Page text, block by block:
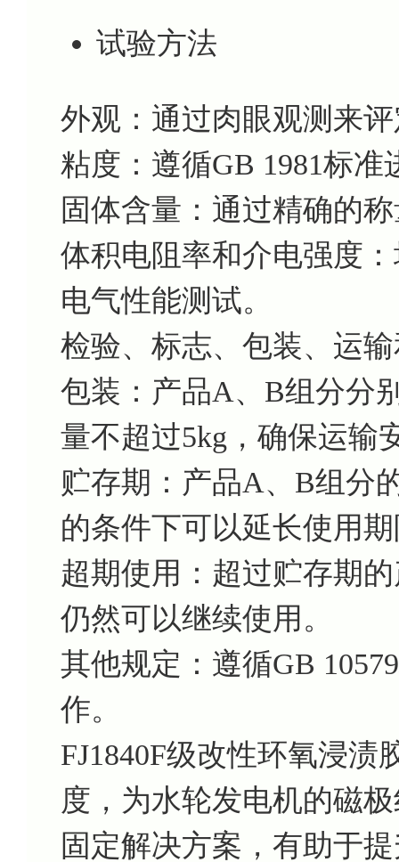
试验方法
外观：通过肉眼观测来
粘度：遵循GB 1981标准
固体含量：通过精确的
体积电阻率和介电强度
电气性能测试。
检验、标志、包装、运
包装：产品A、B组分分
量不超过5kg，确保运输
贮存期：产品A、B组分
的条件下可以延长使用
超期使用：超过贮存期
仍然可以继续使用。
其他规定：遵循GB
作。
FJ1840F级改性环氧浸
度，为水轮发电机的磁
固定解决方案，有助于